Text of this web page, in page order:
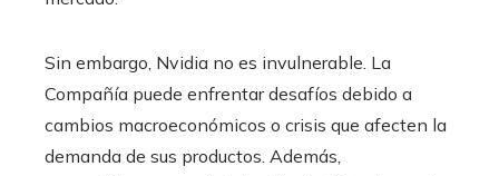
Sin embargo, Nvidia no es invulnerable. La
Compañía puede enfrentar desafíos debido a
cambios macroeconómicos o crisis que afecten la
demanda de sus productos. Además,